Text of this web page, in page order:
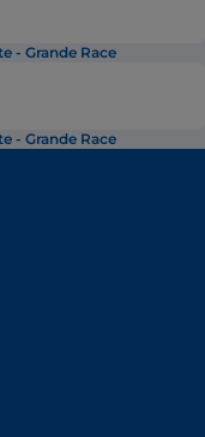
- Grande Race
- Grande Race